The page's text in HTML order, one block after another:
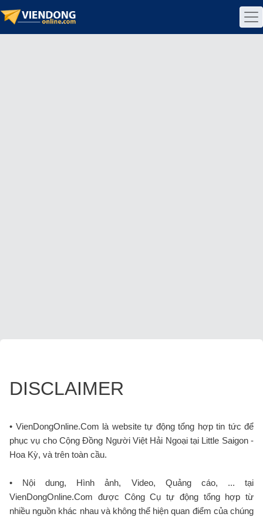
DISCLAIMER
• VienDongOnline.Com là website tự động tổng hợp tin tức để
phục vụ cho Cộng Đồng Người Việt Hải Ngoại tại Little Saigon -
Hoa Kỳ, và trên toàn cầu.
• Nội dung, Hình ảnh, Video, Quảng cáo, ... tại
VienDongOnline.Com được Công Cụ tự động tổng hợp từ
nhiều nguồn khác nhau và không thể hiện quan điểm của chúng